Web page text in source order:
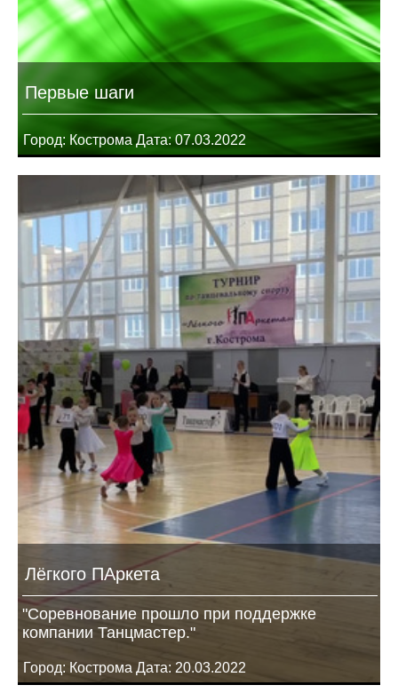
Первые шаги
Город: Кострома Дата: 07.03.2022
Лёгкого ПАркета
"Соревнование прошло при поддержке
компании Танцмастер."
Город: Кострома Дата: 20.03.2022